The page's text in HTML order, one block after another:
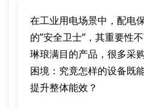
在工业用电场景中，配电
的”安全卫士”，其重要性
琳琅满目的产品，很多采
困境：究竟怎样的设备既
提升整体能效？